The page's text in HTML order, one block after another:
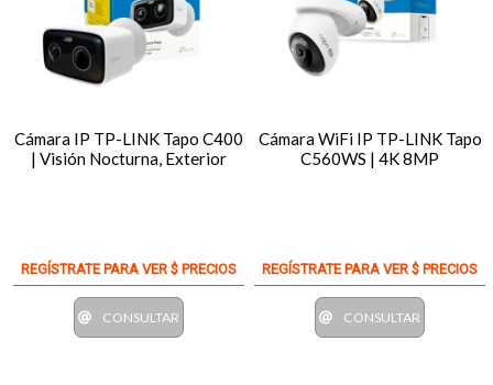
Cámara IP TP-LINK Tapo C400
| Visión Nocturna, Exterior
REGÍSTRATE PARA VER $ PRECIOS
CONSULTAR
Cámara WiFi IP TP-LINK Tapo
C560WS | 4K 8MP
REGÍSTRATE PARA VER $ PRECIOS
CONSULTAR